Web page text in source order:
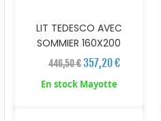
LIT TEDESCO AVEC
SOMMIER 160X200
446,50 € 357,20 €
En stock Mayotte